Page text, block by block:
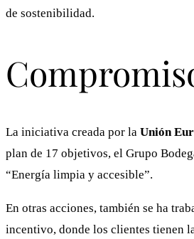
de sostenibilidad.
La iniciativa creada por la Unión
plan de 17 objetivos, el Grupo
“Energía limpia y accesible”.
En otras acciones, también se ha
incentivo, donde los clientes tienen